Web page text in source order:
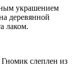
украшением
деревянной
лаком.
слеплен из